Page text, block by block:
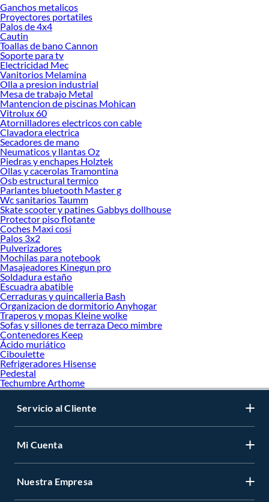
Desde remodelaciones hasta proyectos de decoración, estamos aquí para hacer
tus ideas realidad. ¡Visítanos y encuentra todo lo que tenemos para ofrecerte en
Patas para muebles!
Explora la variedad de productos de Patas para muebles en Sodimac
Herramientas, materiales y accesorios de calidad para tus proyectos y
renovación de espacios. ¡Visítanos y descubre todo lo que tenemos para
ofrecerte!
Encuentra una amplia variedad de productos de Patas para muebles en Sodimac.
Encuentra todo lo necesario para tus proyectos de renovación y decoración.
¡Visítanos y haz tus ideas realidad!
Ganchos metalicos
Proyectores portatiles
Palos de 4x4
Cautin
Toallas de bano Cannon
Soporte para tv
Electricidad Mec
Vanitorios Melamina
Olla a presion industrial
Mesa de trabajo Metal
Mantencion de piscinas Mohican
Vitrolux 60
Atornilladores electricos con cable
Clavadora electrica
Secadores de mano
Neumaticos y llantas Oz
Piedras y enchapes Holztek
Ollas y cacerolas Tramontina
Osb estructural termico
Parlantes bluetooth Master g
Wc sanitarios Taumm
Skate scooter y patines Gabbys dollhouse
Protector piso flotante
Coches Maxi cosi
Palos 3x2
Pulverizadores
Mochilas para notebook
Masajeadores Kinegun pro
Soldadura estaño
Escuadra abatible
Cerraduras y quincalleria Bash
Organizacion de dormitorio Anyhogar
Traperos y mopas Kleine wolke
Sofas y sillones de terraza Deco mimbre
Contenedores Keep
Ácido muriático
Ciboulette
Refrigeradores Hisense
Pedestal
Techumbre Arthome
Servicio al Cliente
Mi Cuenta
Nuestra Empresa